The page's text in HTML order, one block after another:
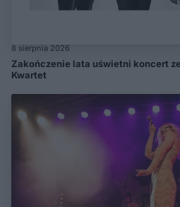
8 sierpnia 2026
Zakończenie lata uświetni koncert
Kwartet